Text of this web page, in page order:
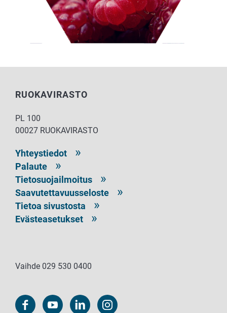
RUOKAVIRASTO
PL 100
00027 RUOKAVIRASTO
Yhteystiedot
Palaute
Tietosuojailmoitus
Saavutettavuusseloste
Tietoa sivustosta
Evästeasetukset
Vaihde 029 530 0400